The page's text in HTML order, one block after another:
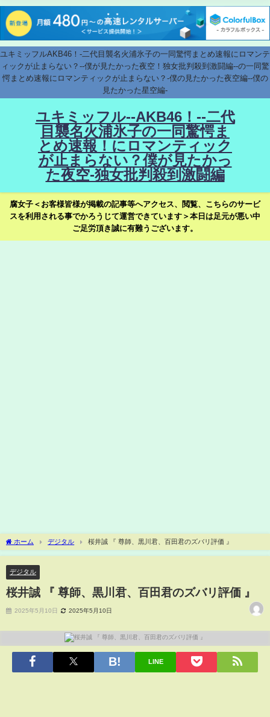
ユキミッフルAKB46！-二代目襲名火浦氷子の一同驚愕まとめ速報にロマンテ
ィックが止まらない？--僕が見たかった夜空！独女批判殺到激闘編--の一同驚
愕まとめ速報にロマンティックが止まらない？-僕の見たかった夜空編--僕の
見たかった星空編-
ユキミッフル--AKB46！--二代
目襲名火浦氷子の一同驚愕ま
とめ速報！にロマンティック
が止まらない？僕が見たかっ
た夜空-独女批判殺到激闘編
腐女子＜お客様皆様が掲載の記事等へアクセス、閲覧、こちらのサービ
スを利用される事でかろうじて運営できています＞本日は足元が悪い中
ご足労頂き誠に有難うございます。
ホーム デジタル 桜井誠 『 尊師、黒川君、百田君のズバリ評価 』
デジタル
桜井誠 『 尊師、黒川君、百田君のズバリ評価 』
2025年5月10日 2025年5月10日
LINE